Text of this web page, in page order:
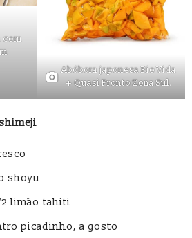
com
Abóbora japonesa Bio Vida
+ Quasi Pronto Zona Sul.
shoyu
2 limão‑tahiti
picadinho, a gosto